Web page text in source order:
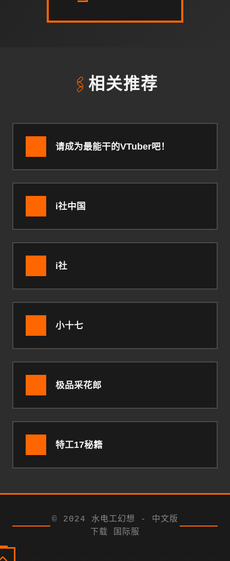
🖇️ 相关推荐
请成为最能干的VTuber吧！
i社中国
i社
小十七
极品采花郎
特工17秘籍
© 2024 水电工幻想 - 中文版
下载 国际服